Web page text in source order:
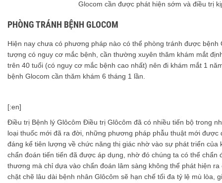
Glocom cần được phát hiện sớm và điều trị
PHÒNG TRÁNH BỆNH GLOCOM
Hiện nay chưa có phương pháp nào có thể phòng tránh được bệnh
tượng có nguy cơ mắc bệnh, cần thường xuyên thăm khám mắt
trên 40 tuổi (có nguy cơ mắc bệnh cao nhất) nên đi khám mắt 1
bệnh Glocom cần thăm khám 6 tháng 1 lần.
[:en]
Điều trị Bệnh lý Glôcôm Điều trị Glôcôm đã có nhiều tiến bộ trong
loại thuốc mới đã ra đời, những phương pháp phẫu thuật mới được
đáng kể tiên lượng về chức năng thị giác nhờ vào sự phát triển của
chẩn đoán tiến tiến đã được áp dụng, nhờ đó chúng ta có thể chẩn
thương mà chỉ dựa vào chẩn đoán lâm sàng không thể phát hiện
chặt chẽ lâu dài bệnh nhân Glôcôm sẽ hạn chế tối đa tỷ lệ mù lòa,